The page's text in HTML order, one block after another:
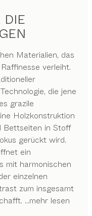
DIE
Materialien, das
verleiht.
die jene
grazile
Holzkonstruktion
Bettseiten in Stoff
gerückt wird.
ein
mit harmonischen
einzelnen
zum insgesamt
...mehr lesen